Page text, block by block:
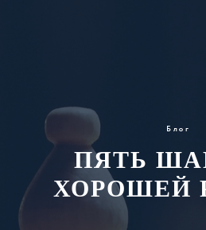
Блог
ПЯТЬ
ХОРОШЕЙ